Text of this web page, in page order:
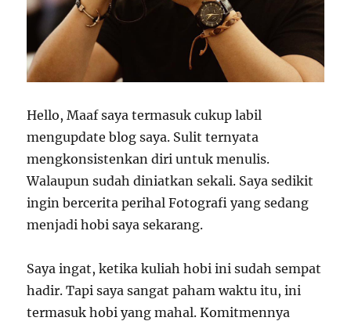
Hello, Maaf saya termasuk cukup labil
mengupdate blog saya. Sulit ternyata
mengkonsistenkan diri untuk menulis.
Walaupun sudah diniatkan sekali. Saya sedikit
ingin bercerita perihal Fotografi yang sedang
menjadi hobi saya sekarang.
Saya ingat, ketika kuliah hobi ini sudah sempat
hadir. Tapi saya sangat paham waktu itu, ini
termasuk hobi yang mahal. Komitmennya